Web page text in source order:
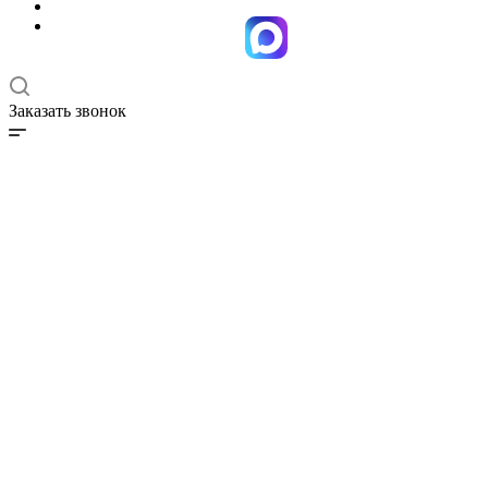
Заказать звонок